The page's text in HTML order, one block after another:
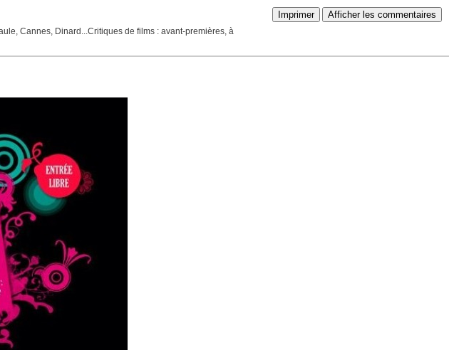
Imprimer Afficher les commentaires
Cannes, Dinard...Critiques de films : avant-premières, à